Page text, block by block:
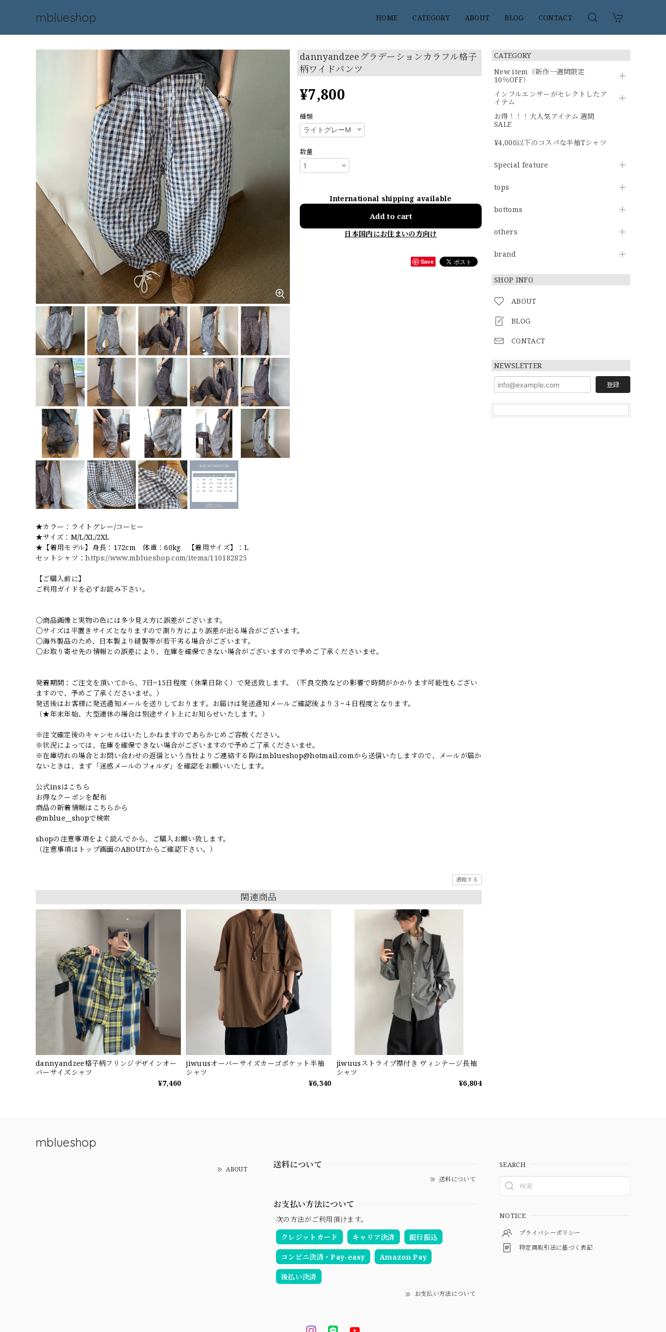
mblueshop HOME CATEGORY ABOUT BLOG CONTACT
CATEGORY
New item（新作一週間限定
10％OFF）
インフルエンサーがセレクトしたア
イテム
お得！！！大人気アイテム 週間
SALE
¥4,000以下のコスパな半袖Tシャツ
Special feature
tops
bottoms
others
brand
SHOP INFO
ABOUT
BLOG
CONTACT
NEWSLETTER
登録
dannyandzeeグラデーションカラフル格子
柄ワイドパンツ
¥7,800
種類
数量
International shipping available
Add to cart
日本国内にお住まいの方向け
Save
★カラー：ライトグレー/コーヒー
★サイズ：M/L/XL/2XL
★【着用モデル】身長：172cm 体重：60kg 【着用サイズ】：L
セットシャツ：https://www.mblueshop.com/items/110182825
【ご購入前に】
ご利用ガイドを必ずお読み下さい。
○商品画像と実物の色には多少見え方に誤差がございます。
○サイズは平置きサイズとなりますので測り方により誤差が出る場合がございます。
○海外製品のため、日本製より縫製等が若干劣る場合がございます。
○お取り寄せ先の情報との誤差により、在庫を確保できない場合がございますので予めご了承くださいませ。
発着期間：ご注文を頂いてから、7日~15日程度（休業日除く）で発送致します。（不良交換などの影響で時間がかかります可能性もござい
ますので、予めご了承くださいませ。）
発送後はお客様に発送通知メールを送りしております。お届けは発送通知メールご確認後より３~４日程度となります。
（★年末年始、大型連休の場合は別途サイト上にお知らせいたします。）
※注文確定後のキャンセルはいたしかねますのであらかじめご容赦ください。
※状況によっては、在庫を確保できない場合がございますので予めご了承くださいませ。
※在庫切れの場合とお問い合わせの返信という当社よりご連絡する際はmblueshop@hotmail.comから送信いたしますので、メールが届か
ないときは、まず「迷惑メールのフォルダ」を確認をお願いいたします。
公式insはこちら
お得なクーポンを配布
商品の新着情報はこちらから
@mblue__shopで検索
shopの注意事項をよく読んでから、ご購入お願い致します。
（注意事項はトップ画面のABOUTからご確認下さい。）
通報する
関連商品
dannyandzee格子柄フリンジデザインオー
バーサイズシャツ
¥7,460
jiwuusオーバーサイズカーゴポケット半袖
シャツ
¥6,340
jiwuusストライプ襟付き ヴィンテージ長袖
シャツ
¥6,804
mblueshop
ABOUT 送料について
送料について
お支払い方法について
次の方法がご利用頂けます。
クレジットカード
キャリア決済 銀行振込
コンビニ決済・Pay-easy Amazon Pay
後払い決済
お支払い方法について
SEARCH
NOTICE
プライバシーポリシー
特定商取引法に基づく表記